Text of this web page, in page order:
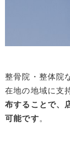
整骨院・整体院
在地の地域に支
布することで、
可能です。